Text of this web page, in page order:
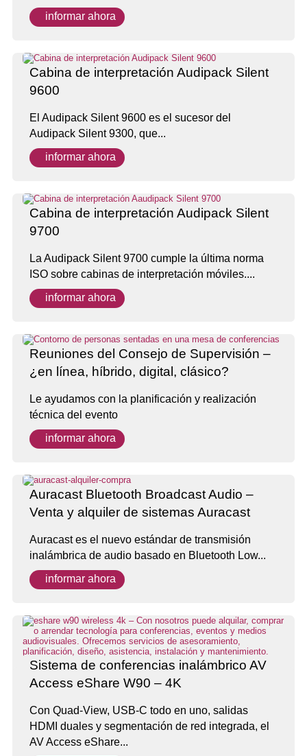
informar ahora
Cabina de interpretación Audipack Silent
9600
El Audipack Silent 9600 es el sucesor del
Audipack Silent 9300, que...
informar ahora
Cabina de interpretación Audipack Silent
9700
La Audipack Silent 9700 cumple la última norma
ISO sobre cabinas de interpretación móviles....
informar ahora
Reuniones del Consejo de Supervisión –
¿en línea, híbrido, digital, clásico?
Le ayudamos con la planificación y realización
técnica del evento
informar ahora
Auracast Bluetooth Broadcast Audio –
Venta y alquiler de sistemas Auracast
Auracast es el nuevo estándar de transmisión
inalámbrica de audio basado en Bluetooth Low...
informar ahora
Sistema de conferencias inalámbrico AV
Access eShare W90 – 4K
Con Quad-View, USB-C todo en uno, salidas
HDMI duales y segmentación de red integrada, el
AV Access eShare...